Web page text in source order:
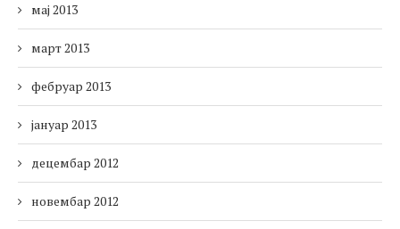
мај 2013
март 2013
фебруар 2013
јануар 2013
децембар 2012
новембар 2012